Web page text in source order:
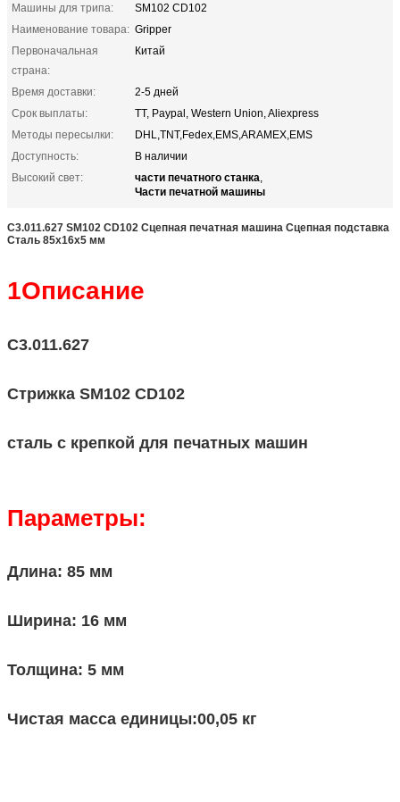
Машины для трипа:
SM102 CD102
Наименование товара: Gripper
Первоначальная
страна:
Китай
Время доставки:
2-5 дней
Срок выплаты:
TT, Paypal, Western Union, Aliexpress
Методы пересылки:
DHL,TNT,Fedex,EMS,ARAMEX,EMS
Доступность:
В наличии
Высокий свет:
части печатного станка,
Части печатной машины
С3.011.627 SM102 CD102 Сцепная печатная машина Сцепная подставка
Сталь 85x16x5 мм
1Описание
С3.011.627
Стрижка SM102 CD102
сталь с крепкой для печатных машин
Параметры:
Длина: 85 мм
Ширина: 16 мм
Толщина: 5 мм
Чистая масса единицы:00,05 кг